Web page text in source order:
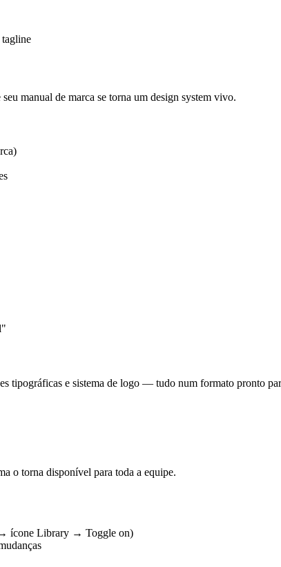
manual de marca se torna um design system vivo.
tipográficas e sistema de logo — tudo num formato pronto
o torna disponível para toda a equipe.
→ ícone Library → Toggle on)